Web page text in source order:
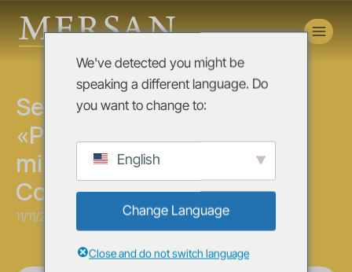
Novedades
Seminario presencial:
«Prevención de sanciones
millonarias en la Ley de
Competencia»
11/11/2025
We've detected you might be
speaking a different language. Do
you want to change to:
English
Change Language
Close and do not switch language